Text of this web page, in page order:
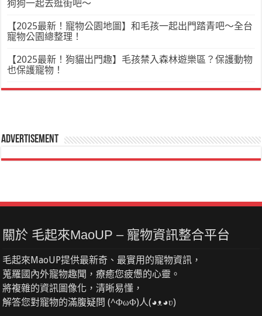
狗狗一起去逛街吧～
【2025最新！寵物公園地圖】和毛孩一起出門踏青吧～全台
寵物公園總整理！
【2025最新！狗貓出門趣】毛孩禁入森林遊樂區？保護動物
也保護寵物！
Advertisement
關於 毛起來MaoUP – 寵物資訊整合平台
毛起來MaoUP提供最新奇、最實用的寵物資訊，
蒐羅國內外寵物趣聞，療癒您疲憊的心靈。
將複雜的資訊圖像化，清晰易懂，
解答您對寵物的滿腹疑問 (^ΦωΦ)人(◕ᴥ◕ʋ)